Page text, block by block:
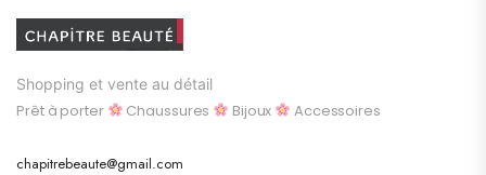
Shopping et vente au détail
Prêt à porter Chaussures Bijoux Accessoires
chapitrebeaute@gmail.com